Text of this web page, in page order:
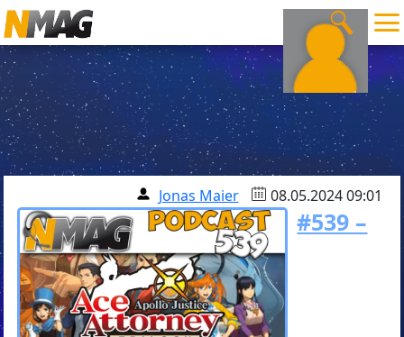
Jonas Maier 08.05.2024 09:01
#539 –